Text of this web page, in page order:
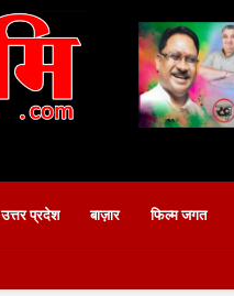
उत्तर प्रदेश बाज़ार फिल्म जगत